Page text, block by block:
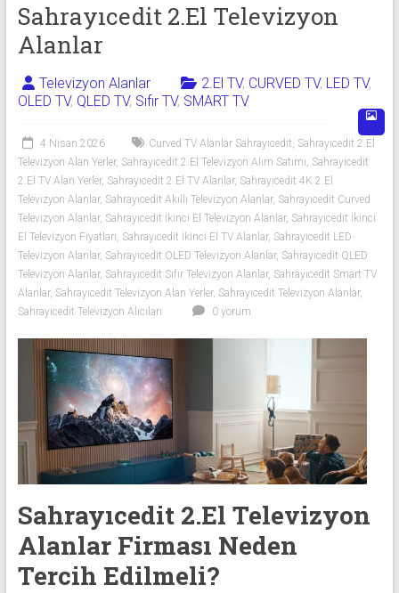
Sahrayıcedit 2.El Televizyon
Alanlar
Televizyon Alanlar 2.El TV, CURVED TV, LED TV,
OLED TV, QLED TV, Sıfır TV, SMART TV
4 Nisan 2026 Curved TV Alanlar Sahrayıcedit, Sahrayıcedit 2.El
Televizyon Alan Yerler, Sahrayıcedit 2.El Televizyon Alım Satımı, Sahrayıcedit
2.El TV Alan Yerler, Sahrayıcedit 2.El TV Alanlar, Sahrayıcedit 4K 2.El
Televizyon Alanlar, Sahrayıcedit Akıllı Televizyon Alanlar, Sahrayıcedit Curved
Televizyon Alanlar, Sahrayıcedit İkinci El Televizyon Alanlar, Sahrayıcedit İkinci
El Televizyon Fiyatları, Sahrayıcedit İkinci El TV Alanlar, Sahrayıcedit LED
Televizyon Alanlar, Sahrayıcedit OLED Televizyon Alanlar, Sahrayıcedit QLED
Televizyon Alanlar, Sahrayıcedit Sıfır Televizyon Alanlar, Sahrayıcedit Smart TV
Alanlar, Sahrayıcedit Televizyon Alan Yerler, Sahrayıcedit Televizyon Alanlar,
Sahrayıcedit Televizyon Alıcıları
0 yorum
Sahrayıcedit 2.El Televizyon
Alanlar Firması Neden
Tercih Edilmeli?